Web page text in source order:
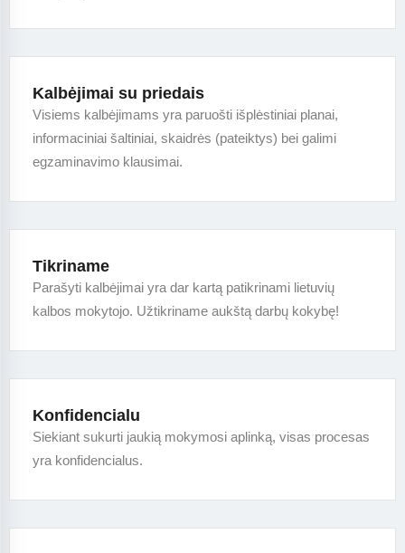
Kalbėjimai su priedais
Visiems kalbėjimams yra paruošti išplėstiniai planai,
informaciniai šaltiniai, skaidrės (pateiktys) bei galimi
egzaminavimo klausimai.
Tikriname
Parašyti kalbėjimai yra dar kartą patikrinami lietuvių
kalbos mokytojo. Užtikriname aukštą darbų kokybę!
Konfidencialu
Siekiant sukurti jaukią mokymosi aplinką, visas procesas
yra konfidencialus.